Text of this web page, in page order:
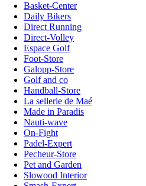
Basket-Center
Daily Bikers
Direct Running
Direct-Volley
Espace Golf
Foot-Store
Galopp-Store
Golf and co
Handball-Store
La sellerie de Maé
Made in Paradis
Nauti-wave
On-Fight
Padel-Expert
Pecheur-Store
Pet and Garden
Slowood Interior